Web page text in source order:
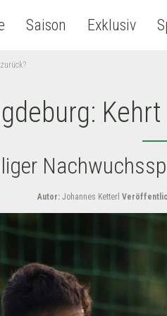
Saison Exklusiv
Autor: Johannes Ketterl